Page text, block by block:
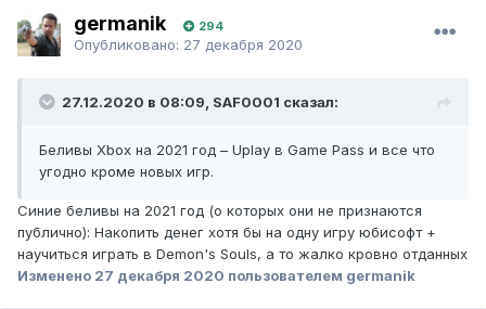
germanik 294
Опубликовано: 27 декабря 2020
27.12.2020 в 08:09, SAF0001 сказал:
Беливы Xbox на 2021 год – Uplay в Game Pass и все что
угодно кроме новых игр.
Синие беливы на 2021 год (о которых они не признаются
публично): Накопить денег хотя бы на одну игру юбисофт +
научиться играть в Demon's Souls, а то жалко кровно отданных
Изменено 27 декабря 2020 пользователем germanik